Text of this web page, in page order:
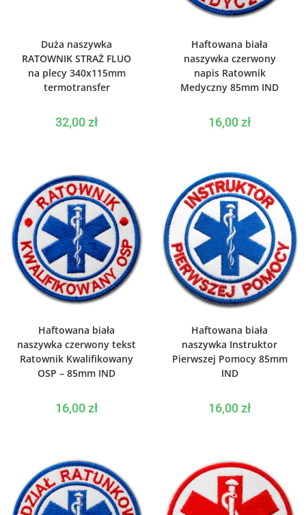
Duża naszywka
RATOWNIK STRAŻ FLUO
na plecy 340x115mm
termotransfer
32,00zł
Haftowana biała
naszywka czerwony
napis Ratownik
Medyczny 85mm IND
16,00zł
Haftowana biała
naszywka czerwony tekst
Ratownik Kwalifikowany
OSP – 85mm IND
16,00zł
Haftowana biała
naszywka Instruktor
Pierwszej Pomocy 85mm
IND
16,00zł